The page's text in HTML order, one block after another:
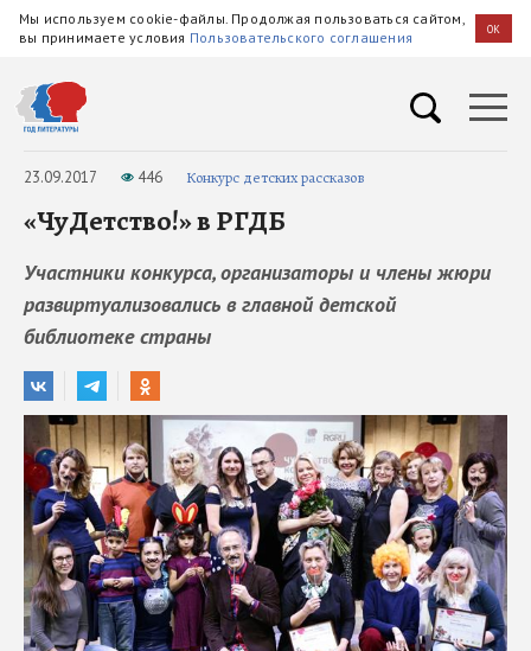
Мы используем cookie-файлы. Продолжая пользоваться сайтом,
вы принимаете условия Пользовательского соглашения OK
23.09.2017 446 Конкурс детских рассказов
«ЧуДетство!» в РГДБ
Участники конкурса, организаторы и члены жюри
развиртуализовались в главной детской
библиотеке страны